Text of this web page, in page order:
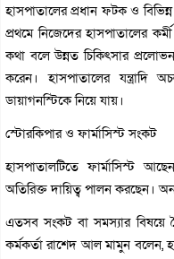
হাসপাতালের প্রধান ফটক ও
প্রথমে নিজেদের হাসপাতালের
কথা বলে উন্নত চিকিৎসার প্রলোভন
করেন। হাসপাতালের যন্ত্রাদি
ডায়াগনস্টিকে নিয়ে যায়।
স্টোরকিপার ও ফার্মাসিস্ট সংকট
হাসপাতালটিতে ফার্মাসিস্ট
অতিরিক্ত দায়িত্ব পালন করছেন।
এতসব সংকট বা সমস্যার বিষয়ে
কর্মকর্তা রাশেদ আল মামুন বলেন,